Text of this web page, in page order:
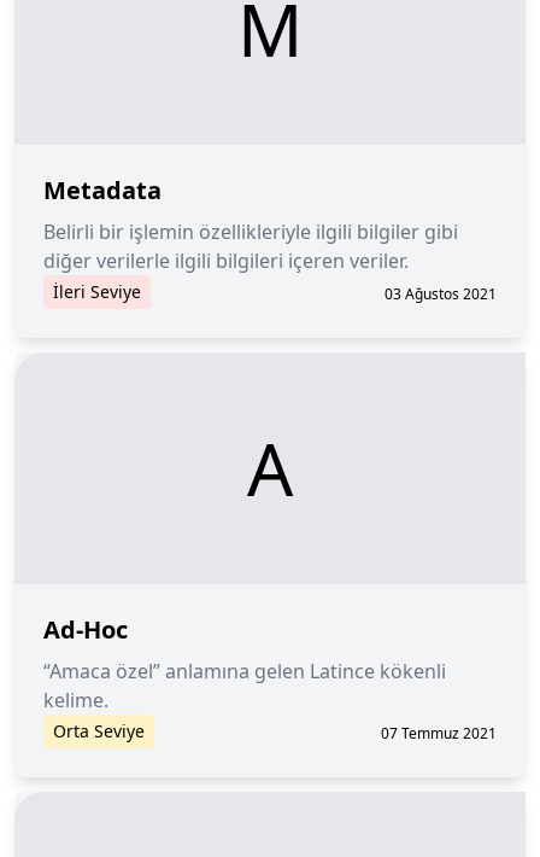
M
Metadata
Belirli bir işlemin özellikleriyle ilgili bilgiler gibi
diğer verilerle ilgili bilgileri içeren veriler.
İleri Seviye 03 Ağustos 2021
A
Ad-Hoc
“Amaca özel” anlamına gelen Latince kökenli
kelime.
Orta Seviye 07 Temmuz 2021